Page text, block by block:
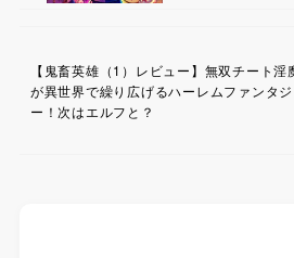
【鬼畜英雄（1）レビュー】無双チート淫
が異世界で繰り広げるハーレムファンタジ
ー！次はエルフと？